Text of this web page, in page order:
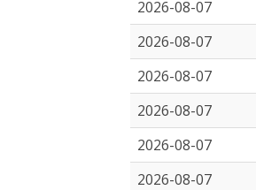
2026-08-07
2026-08-07
2026-08-07
2026-08-07
2026-08-07
2026-08-07